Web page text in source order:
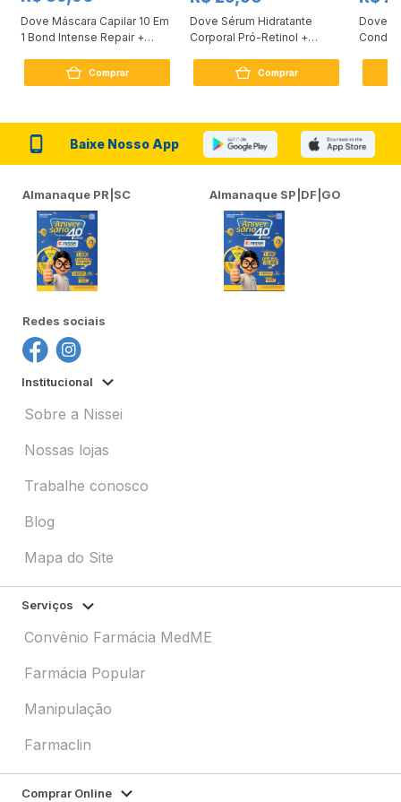
Dove Máscara Capilar 10 Em
1 Bond Intense Repair +
Comprar
Dove Sérum Hidratante
Corporal Pró-Retinol +
Comprar
Dove
Baixe Nosso App
Almanaque PR|SC Almanaque SP|DF|GO
Redes sociais
Institucional
Sobre a Nissei
Nossas lojas
Trabalhe conosco
Blog
Mapa do Site
Serviços
Convênio Farmácia MedME
Farmácia Popular
Manipulação
Farmaclin
Comprar Online